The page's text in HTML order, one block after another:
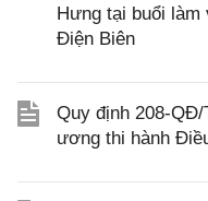
Hưng tại buổi
Điện Biên
Quy định 208-QĐ/
ương thi hành